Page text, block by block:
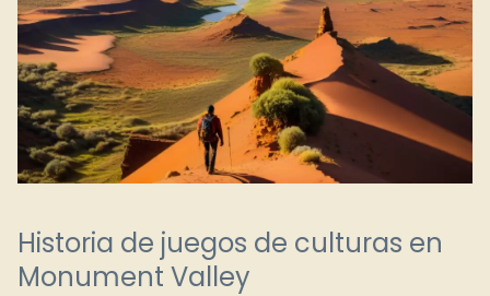
Historia de juegos de culturas en
Monument Valley